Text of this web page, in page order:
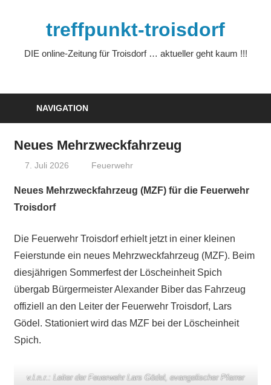
treffpunkt-troisdorf
DIE online-Zeitung für Troisdorf … aktueller geht kaum !!!
NAVIGATION
Neues Mehrzweckfahrzeug
7. Juli 2026 treffpunkt
Feuerwehr
Neues Mehrzweckfahrzeug (MZF) für die Feuerwehr
Troisdorf
Die Feuerwehr Troisdorf erhielt jetzt in einer kleinen
Feierstunde ein neues Mehrzweckfahrzeug (MZF). Beim
diesjährigen Sommerfest der Löscheinheit Spich
übergab Bürgermeister Alexander Biber das Fahrzeug
offiziell an den Leiter der Feuerwehr Troisdorf, Lars
Gödel. Stationiert wird das MZF bei der Löscheinheit
Spich.
v.l.n.r.: Leiter der Feuerwehr Lars Gödel, evangelischer Pfarrer